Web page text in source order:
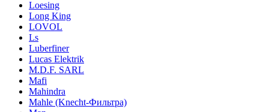
Loesing
Long King
LOVOL
Ls
Luberfiner
Lucas Elektrik
M.D.F. SARL
Mafi
Mahindra
Mahle (Knecht-Фильтра)